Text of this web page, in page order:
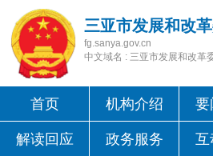
三亚市发展和改
fg.sanya.gov.cn
中文域名 : 三亚市发展和改革
首页 机构介绍 要
解读回应 政务服务 互